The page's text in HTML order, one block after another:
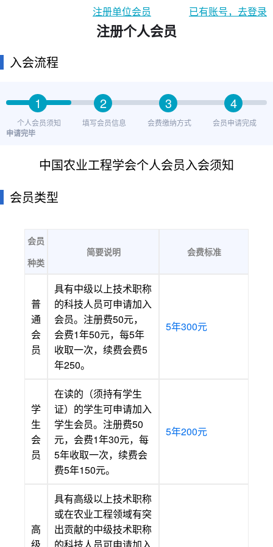
注册个人会员
注册单位会员 已有账号，去登录
入会流程
1
个人会员须知
2
填写会员信息
3
会费缴纳方式
4
会员申请完成
申请完毕
中国农业工程学会个人会员入会须知
会员类型
会员
种类
简要说明 会费标准
普
通
会
员
具有中级以上技术职称
的科技人员可申请加入
会员。注册费50元，
会费1年50元，每5年
收取一次，续费会费5
年250。
5年300元
学
生
会
员
在读的（须持有学生
证）的学生可申请加入
学生会员。注册费50
元，会费1年30元，每
5年收取一次，续费会
费5年150元。
5年200元
高
具有高级以上技术职称
或在农业工程领域有突
出贡献的中级技术职称